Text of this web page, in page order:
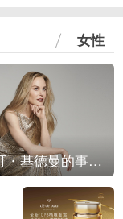
女性
回溯妮可・基德曼的事业轨迹